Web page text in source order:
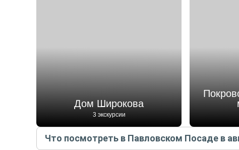
Дом Широкова
3 экскурсии
Что посмотреть в Павловском Посаде в